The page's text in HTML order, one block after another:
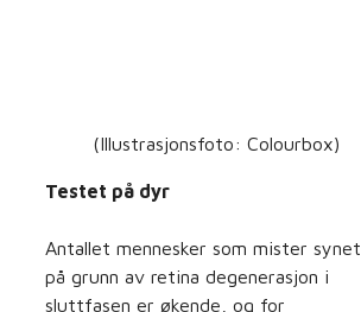
(Illustrasjonsfoto: Colourbox)
Testet på dyr
Antallet mennesker som mister synet
på grunn av retina degenerasjon i
sluttfasen er økende, og for